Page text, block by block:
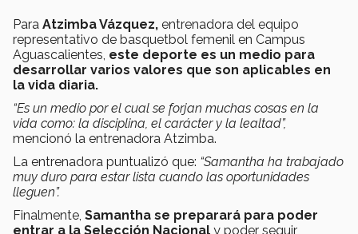
Para Atzimba Vázquez, entrenadora del equipo
representativo de basquetbol femenil en Campus
Aguascalientes, este deporte es un medio para
desarrollar varios valores que son aplicables en
la vida diaria.
“Es un medio por el cual se forjan muchas cosas en la
vida como: la disciplina, el carácter y la lealtad”,
mencionó la entrenadora Atzimba.
La entrenadora puntualizó que: “Samantha ha trabajado
muy duro para estar lista cuando las oportunidades
lleguen”.
Finalmente, Samantha se preparará para poder
entrar a la Selección Nacional y poder seguir